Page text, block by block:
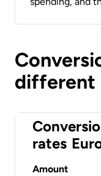
different
rates
Amount